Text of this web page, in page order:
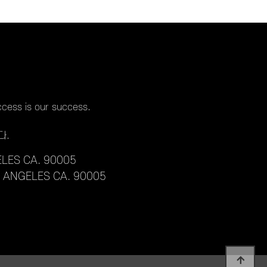
is our success.
.
CA. 90005
CA. 90005